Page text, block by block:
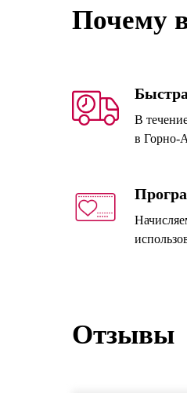
Почему
В
в Горно-
Отзывы